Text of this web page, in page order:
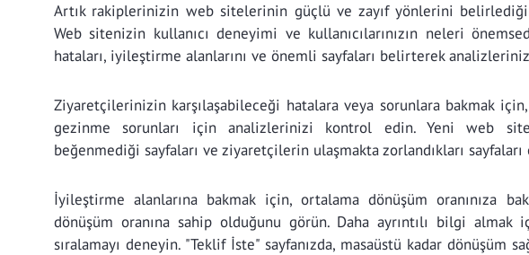
Artık rakiplerinizin web sitelerinin güçlü ve zayıf yönlerini
Web sitenizin kullanıcı deneyimi ve kullanıcılarınızın neleri
hataları, iyileştirme alanlarını ve önemli sayfaları belirterek
Ziyaretçilerinizin karşılaşabileceği hatalara veya sorunlara bakmak için,
gezinme sorunları için analizlerinizi kontrol edin. Yeni web
beğenmediği sayfaları ve ziyaretçilerin ulaşmakta zorlandıkları
İyileştirme alanlarına bakmak için, ortalama dönüşüm oranınıza
dönüşüm oranına sahip olduğunu görün. Daha ayrıntılı bilgi
sıralamayı deneyin. "Teklif İste" sayfanızda, masaüstü kadar